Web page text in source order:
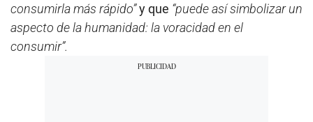
consumirla más rápido”y que “puede así simbolizar un
aspecto de la humanidad: la voracidad en el
consumir”.